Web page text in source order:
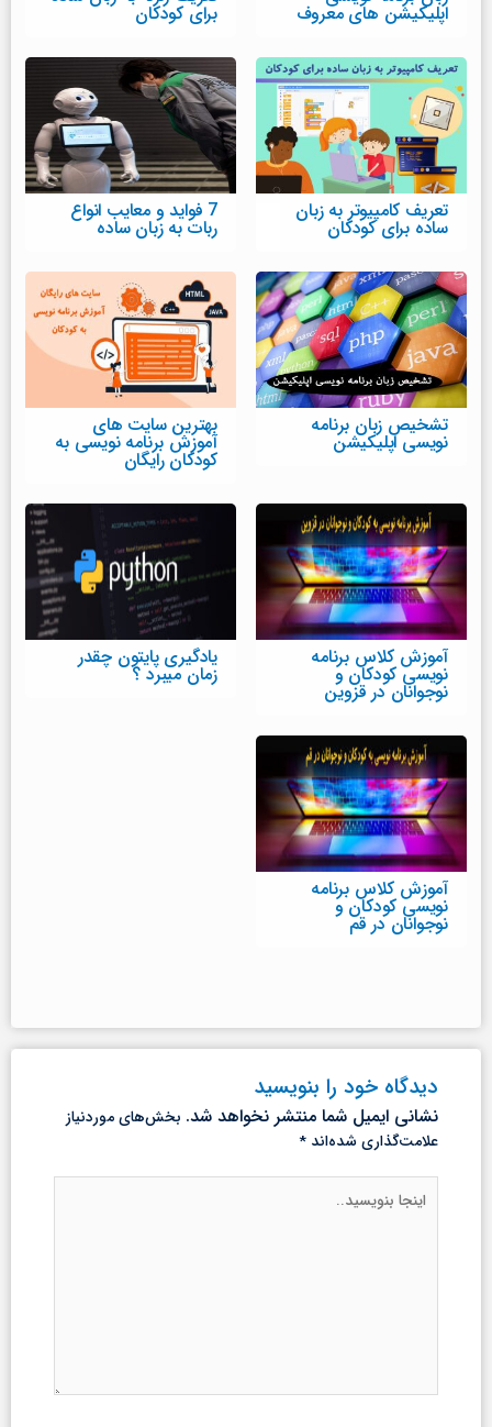
اپلیکیشن های معروف برای کودکان
تعریف کامپیوتر به زبان
ساده برای کودکان
7 فواید و معایب انواع
ربات به زبان ساده
تشخیص زبان برنامه
نویسی اپلیکیشن
بهترین سایت های
آموزش برنامه نویسی به
کودکان رایگان
آموزش کلاس برنامه
نویسی کودکان و
نوجوانان در قزوین
یادگیری پایتون چقدر
زمان میبرد ؟
آموزش کلاس برنامه
نویسی کودکان و
نوجوانان در قم
دیدگاه‌ خود را بنویسید
نشانی ایمیل شما منتشر نخواهد شد. بخش‌های موردنیاز
علامت‌گذاری شده‌اند *
بنویسید..